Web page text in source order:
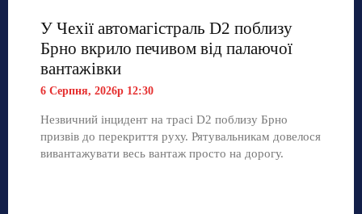
У Чехії автомагістраль D2 поблизу
Брно вкрило печивом від палаючої
вантажівки
6 Серпня, 2026р 12:30
Незвичний інцидент на трасі D2 поблизу Брно
призвів до перекриття руху. Рятувальникам довелося
вивантажувати весь вантаж просто на дорогу.